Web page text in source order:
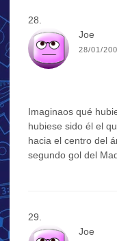
Joe
28/01/
Imaginaos qué
hubiese sido él el
hacia el centro del
segundo gol del
Joe